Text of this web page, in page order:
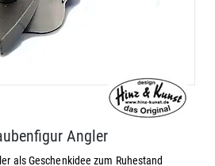
Angler
als Geschenkidee zum Ruhestand